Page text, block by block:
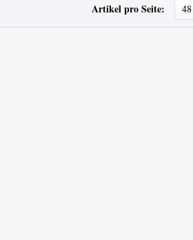
Artikel pro Seite: